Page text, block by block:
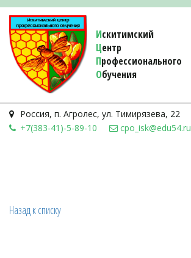
Искитимский
Центр
Профессионального
Обучения
Россия, п. Агролес, ул. Тимирязева, 22
+7(383-41)-5-89-10
cpo_isk@edu54.ru
Назад к списку